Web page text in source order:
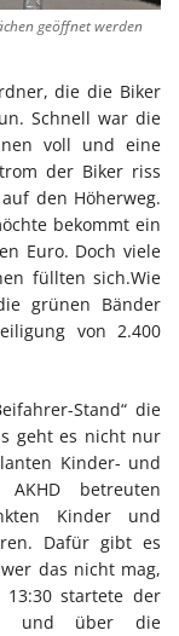
geöffnet werden
die die Biker
Schnell war die
voll und eine
der Biker riss
den Höherweg.
bekommt ein
Euro. Doch viele
füllten sich.Wie
grünen Bänder
von 2.400
Stand“ die
geht es nicht nur
Kinder- und
AKHD betreuten
Kinder und
Dafür gibt es
das nicht mag,
startete der
und über die